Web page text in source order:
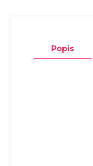
Popis